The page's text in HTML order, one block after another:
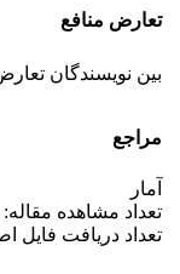
تعارض منافع
بین نویسندگان
مراجع
آمار
تعداد مشاهده مقاله: 1,228
تعداد دریافت فایل اصل